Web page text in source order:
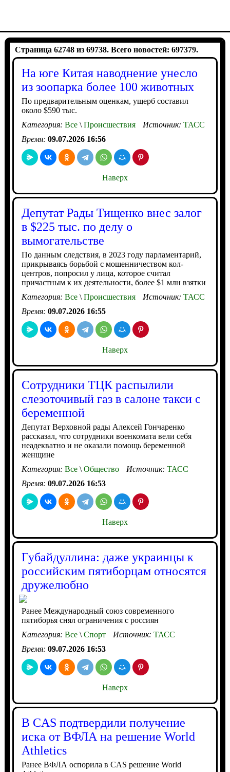
Страница 62748 из 69738. Всего новостей: 697379.
На юге Китая наводнение унесло
из зоопарка более 100 животных
По предварительным оценкам, ущерб составил
около $590 тыс.
Категория: Все\Происшествия Источник: ТАСС
Время: 09.07.2026 16:56
Наверх
Депутат Рады Тищенко внес залог
в $225 тыс. по делу о
вымогательстве
По данным следствия, в 2023 году парламентарий,
прикрываясь борьбой с мошенничеством кол-
центров, попросил у лица, которое считал
причастным к их деятельности, более $1 млн взятки
Категория: Все\Происшествия Источник: ТАСС
Время: 09.07.2026 16:55
Наверх
Сотрудники ТЦК распылили
слезоточивый газ в салоне такси с
беременной
Депутат Верховной рады Алексей Гончаренко
рассказал, что сотрудники военкомата вели себя
неадекватно и не оказали помощь беременной
женщине
Категория: Все\Общество Источник: ТАСС
Время: 09.07.2026 16:53
Наверх
Губайдуллина: даже украинцы к
российским пятиборцам относятся
дружелюбно
Ранее Международный союз современного
пятиборья снял ограничения с россиян
Категория: Все\Спорт Источник: ТАСС
Время: 09.07.2026 16:53
Наверх
В CAS подтвердили получение
иска от ВФЛА на решение World
Athletics
Ранее ВФЛА оспорила в CAS решение World